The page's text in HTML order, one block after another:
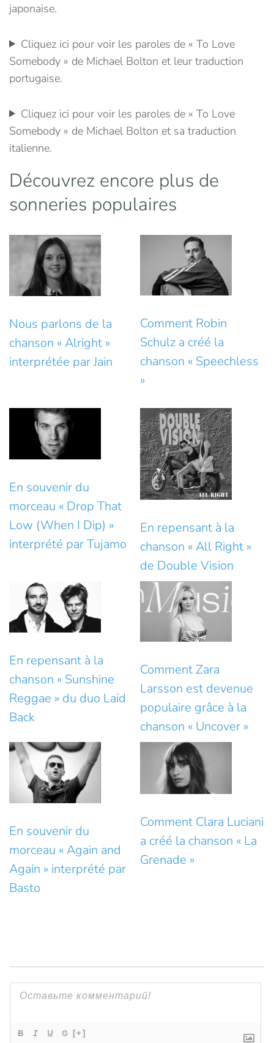
japonaise.
Cliquez ici pour voir les paroles de « To Love
Somebody » de Michael Bolton et leur traduction
portugaise.
Cliquez ici pour voir les paroles de « To Love
Somebody » de Michael Bolton et sa traduction
italienne.
Découvrez encore plus de
sonneries populaires
Nous parlons de la
chanson « Alright »
interprétée par Jain
Comment Robin
Schulz a créé la
chanson « Speechless
»
En souvenir du
morceau « Drop That
Low (When I Dip) »
interprété par Tujamo
En repensant à la
chanson « All Right »
de Double Vision
En repensant à la
chanson « Sunshine
Reggae » du duo Laid
Back
Comment Zara
Larsson est devenue
populaire grâce à la
chanson « Uncover »
En souvenir du
morceau « Again and
Again » interprété par
Basto
Comment Clara Luciani
a créé la chanson « La
Grenade »
[+]